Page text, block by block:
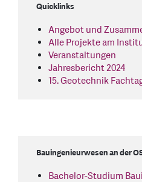
Quicklinks
Angebot und
Alle Projekte am
Veranstaltungen
Jahresbericht 2024
15. Geotechnik
Bauingenieurwesen an der
Bachelor-Studium